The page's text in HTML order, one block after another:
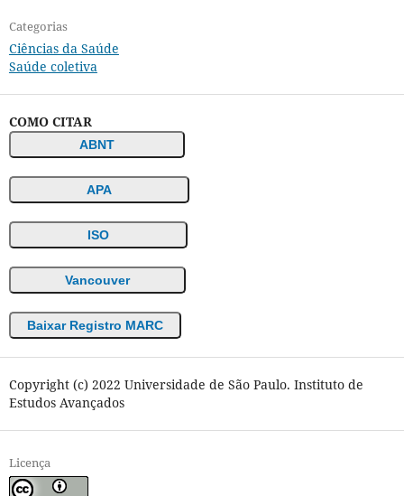
Categorias
Ciências da Saúde
Saúde coletiva
COMO CITAR
ABNT
APA
ISO
Vancouver
Baixar Registro MARC
Copyright (c) 2022 Universidade de São Paulo. Instituto de
Estudos Avançados
Licença